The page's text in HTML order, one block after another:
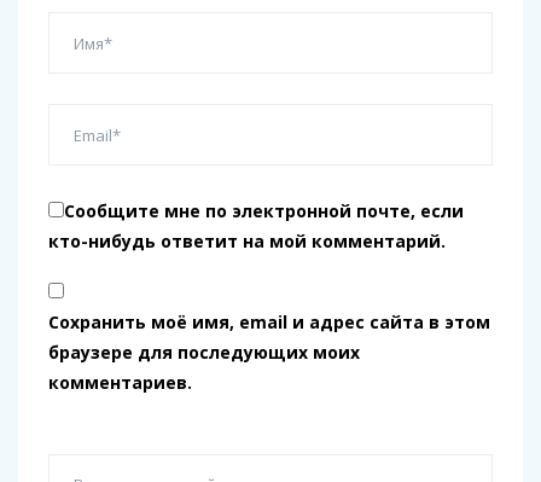
Сообщите мне по электронной почте, если
кто-нибудь ответит на мой комментарий.
Сохранить моё имя, email и адрес сайта в этом
браузере для последующих моих
комментариев.